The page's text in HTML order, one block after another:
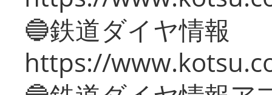
🔵鉄道ダイヤ情報
https://